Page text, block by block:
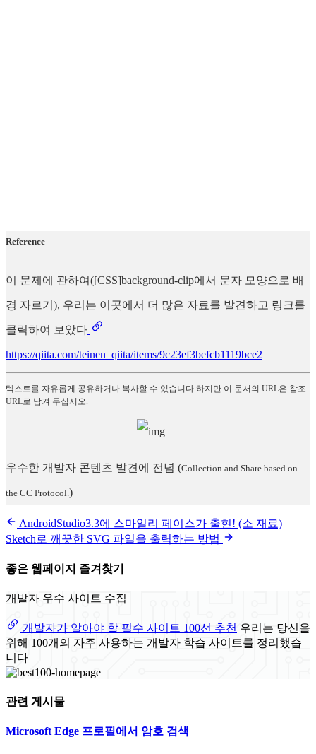
Reference
이 문제에 관하여([CSS]background-clip에서 문자 모양으로 배
경 자르기), 우리는 이곳에서 더 많은 자료를 발견하고 링크를
클릭하여 보았다
https://qiita.com/teinen_qiita/items/9c23ef3befcb1119bce2
텍스트를 자유롭게 공유하거나 복사할 수 있습니다.하지만 이 문서의 URL은 참조
URL로 남겨 두십시오.
우수한 개발자 콘텐츠 발견에 전념 (Collection and Share based on
the CC Protocol. )
AndroidStudio3.3에 스마일리 페이스가 출현! (소 재료)
Sketch로 깨끗한 SVG 파일을 출력하는 방법
좋은 웹페이지 즐겨찾기
개발자 우수 사이트 수집
개발자가 알아야 할 필수 사이트 100선 추천 우리는 당신을
위해 100개의 자주 사용하는 개발자 학습 사이트를 정리했습
니다
관련 게시물
Microsoft Edge 프로필에서 암호 검색